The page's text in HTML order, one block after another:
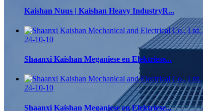
Kaishan Nuus | Kaishan Heavy IndustryR...
24-10-10
Shaanxi Kaishan Meganiese en Elektriese...
24-10-10
Shaanxi Kaishan Meganiese en Elektriese...